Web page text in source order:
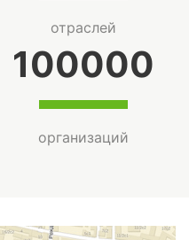
отраслей
100000
организаций